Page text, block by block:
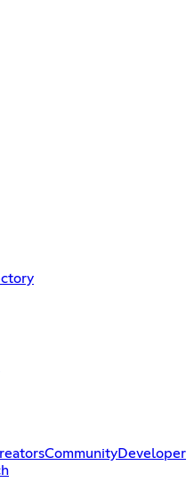
CommunityDeveloper